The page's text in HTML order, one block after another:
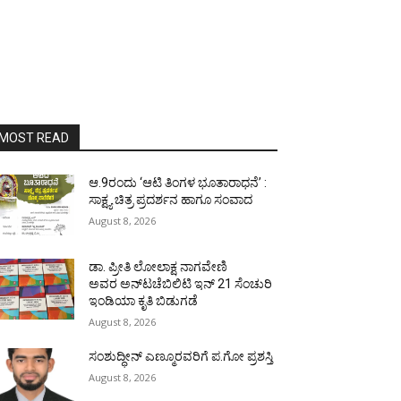
READ
ಆ.9ರಂದು ‘ಆಟಿ ತಿಂಗಳ ಭೂತಾರಾಧನೆ’ :
ಸಾಕ್ಷ್ಯ ಚಿತ್ರ ಪ್ರದರ್ಶನ ಹಾಗೂ ಸಂವಾದ
August 8, 2026
ಡಾ. ಪ್ರೀತಿ ಲೋಲಾಕ್ಷ ನಾಗವೇಣಿ
ಅವರ ಅನ್‌ಟಚೆಬಿಲಿಟಿ ಇನ್ 21 ಸೆಂಚುರಿ
ಇಂಡಿಯಾ ಕೃತಿ ಬಿಡುಗಡೆ
August 8, 2026
ಸಂಶುದ್ಧೀನ್ ಎಣ್ಮೂರವರಿಗೆ ಪ.ಗೋ ಪ್ರಶಸ್ತಿ
August 8, 2026